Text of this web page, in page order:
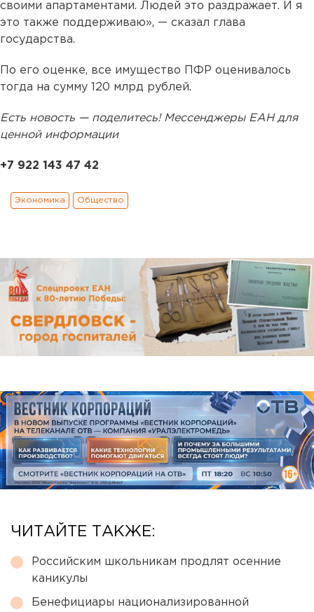
своими апартаментами. Людей это раздражает. И я
это также поддерживаю», — сказал глава
государства.
По его оценке, все имущество ПФР оценивалось
тогда на сумму 120 млрд рублей.
Есть новость — поделитесь! Мессенджеры ЕАН для
ценной информации
+7 922 143 47 42
Экономика Общество
ЧИТАЙТЕ ТАКЖЕ:
Российским школьникам продлят осенние
каникулы
Бенефициары национализированной